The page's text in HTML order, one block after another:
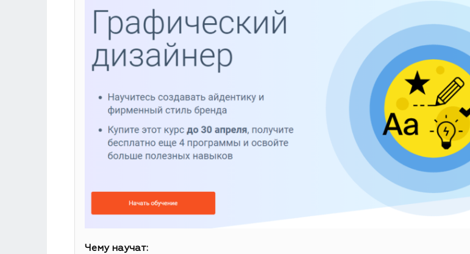
Чему научат: